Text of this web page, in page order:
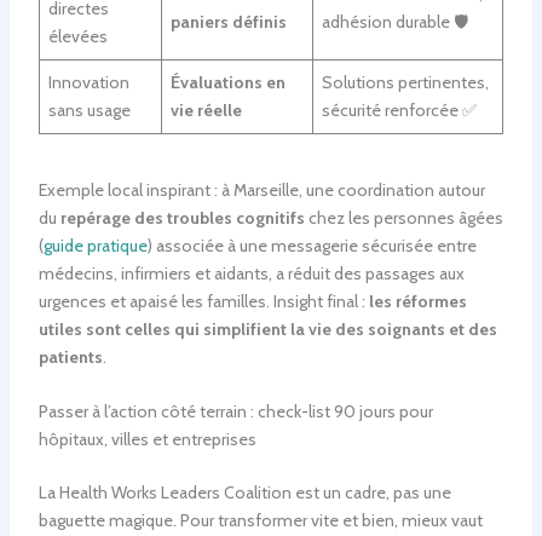
directes
élevées
paniers définis
adhésion durable 🛡️
Innovation
sans usage
Évaluations en
vie réelle
Solutions pertinentes,
sécurité renforcée ✅
Exemple local inspirant : à Marseille, une coordination autour
du repérage des troubles cognitifs chez les personnes âgées
(guide pratique) associée à une messagerie sécurisée entre
médecins, infirmiers et aidants, a réduit des passages aux
urgences et apaisé les familles. Insight final : les réformes
utiles sont celles qui simplifient la vie des soignants et des
patients.
Passer à l’action côté terrain : check-list 90 jours pour
hôpitaux, villes et entreprises
La Health Works Leaders Coalition est un cadre, pas une
baguette magique. Pour transformer vite et bien, mieux vaut